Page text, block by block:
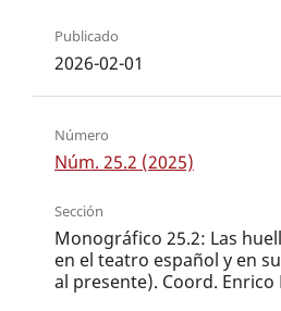
Publicado
2026-02-01
Número
Núm. 25.2 (2025)
Sección
Monográfico 25.2: Las
en el teatro español y en
al presente). Coord. Enrico